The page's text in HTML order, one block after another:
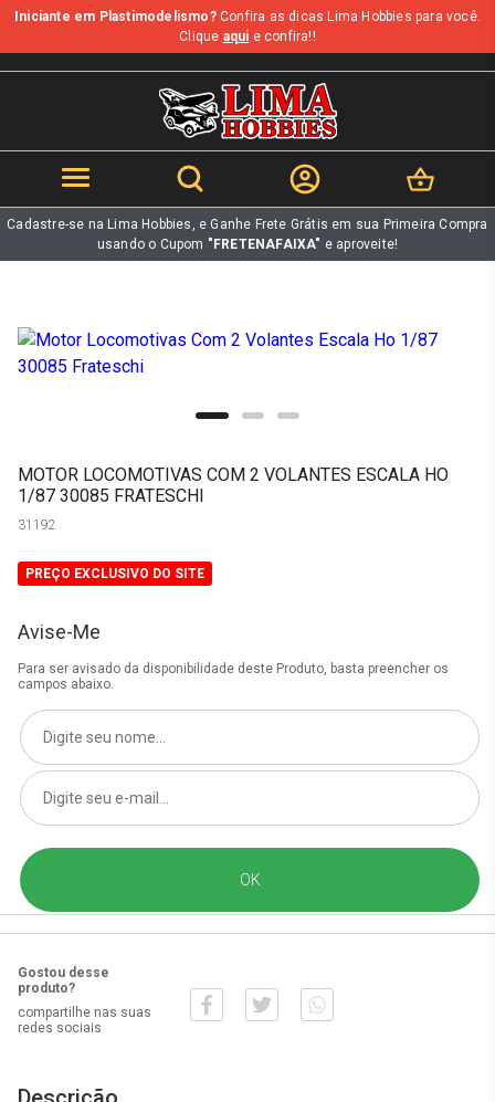
b
Iniciante em Plastimodelismo?Confira as dicas Lima Hobbies para você.
Clique aqui e confira!!
Cadastre-se na Lima Hobbies, e Ganhe Frete Grátis em sua Primeira Compra
usando o Cupom "FRETENAFAIXA" e aproveite!
MOTOR LOCOMOTIVAS COM 2 VOLANTES ESCALA HO
1/87 30085 FRATESCHI
31192
PREÇO EXCLUSIVO DO SITE
Avise-Me
Para ser avisado da disponibilidade deste Produto, basta preencher os
campos abaixo.
Gostou desse
produto?
compartilhe nas suas
redes sociais